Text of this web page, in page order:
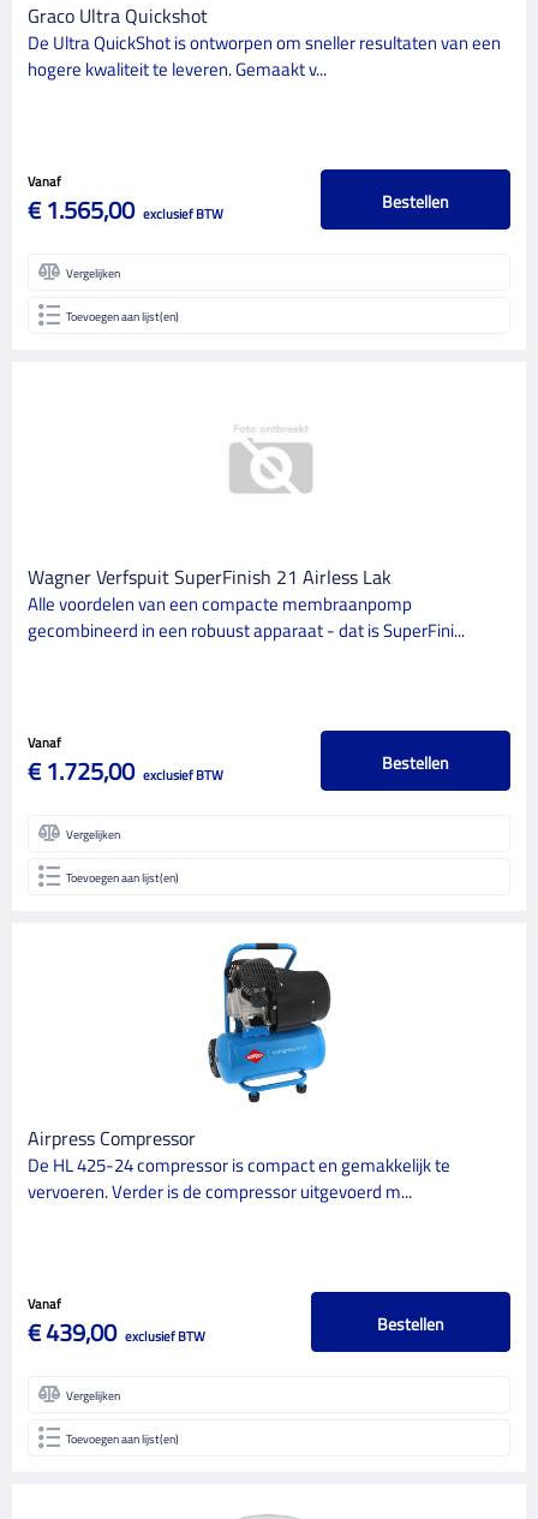
CATEGORIE
Schildersbenodigdheden
Graco Ultra Quickshot
De Ultra QuickShot is ontworpen om sneller resultaten van een
hogere kwaliteit te leveren. Gemaakt v...
Vanaf
€ 1.565,00 exclusief BTW Bestellen
Vergelijken
Toevoegen aan lijst(en)
Wagner Verfspuit SuperFinish 21 Airless Lak
Alle voordelen van een compacte membraanpomp
gecombineerd in een robuust apparaat - dat is SuperFini...
Vanaf
€ 1.725,00 exclusief BTW Bestellen
Vergelijken
Toevoegen aan lijst(en)
Airpress Compressor
De HL 425-24 compressor is compact en gemakkelijk te
vervoeren. Verder is de compressor uitgevoerd m...
Vanaf
€ 439,00 exclusief BTW Bestellen
Vergelijken
Toevoegen aan lijst(en)